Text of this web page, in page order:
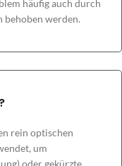
häufig auch durch
behoben werden.
rein optischen
um
oder gekürzte